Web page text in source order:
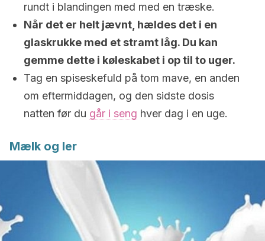
rundt i blandingen med med en træske.
Når det er helt jævnt, hældes det i en
glaskrukke med et stramt låg. Du kan
gemme dette i køleskabet i op til to uger.
Tag en spiseskefuld på tom mave, en anden
om eftermiddagen, og den sidste dosis
natten før du går i seng hver dag i en uge.
Mælk og ler